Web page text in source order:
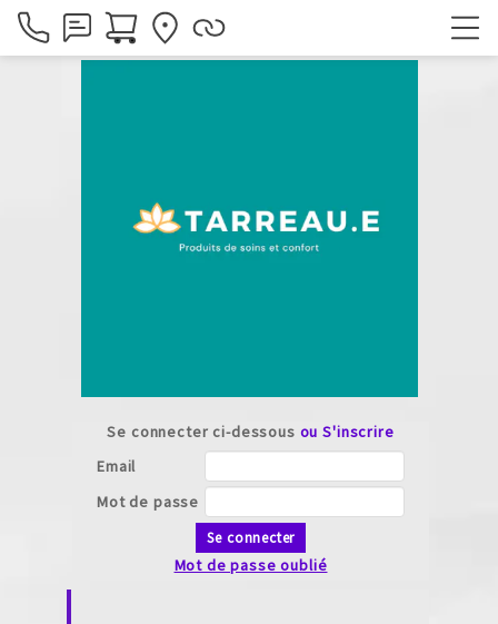
Se connecter ci-dessous ou S'inscrire
Email
Mot de passe
Se connecter
Mot de passe oublié